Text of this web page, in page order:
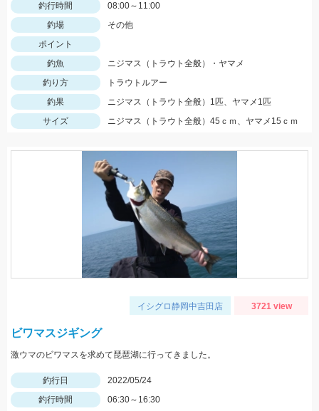
釣行時間
08:00～11:00
釣場
その他
ポイント
釣魚
ニジマス（トラウト全般）・ヤマメ
釣り方
トラウトルアー
釣果
ニジマス（トラウト全般）1匹、ヤマメ1匹
サイズ
ニジマス（トラウト全般）45ｃｍ、ヤマメ15ｃｍ
イシグロ静岡中吉田店 3721 view
ビワマスジギング
激ウマのビワマスを求めて琵琶湖に行ってきました。
釣行日
2022/05/24
釣行時間
06:30～16:30